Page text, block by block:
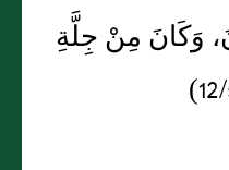
وَكَانَ مِنْ جِلَّةِ